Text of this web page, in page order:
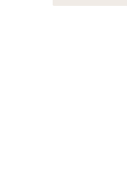
День медика